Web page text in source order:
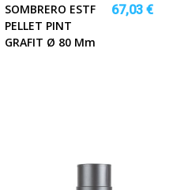
SOMBRERO ESTF
PELLET PINT
GRAFIT Ø 80 Mm
67,03 €